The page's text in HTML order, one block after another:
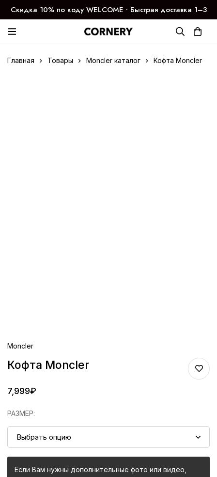
Скидка 10% по коду WELCOME ∙ Быстрая доставка 1–3
дня
Главная Товары Moncler каталог Кофта Moncler
Moncler
Кофта Moncler
7,999₽
РАЗМЕР:
Если Вам нужны дополнительные фото или видео,